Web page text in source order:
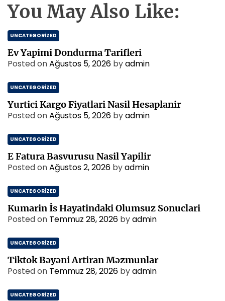
You May Also Like:
UNCATEGORIZED
Ev Yapimi Dondurma Tarifleri
Posted onAğustos 5, 2026 byadmin
UNCATEGORIZED
Yurtici Kargo Fiyatlari Nasil Hesaplanir
Posted onAğustos 5, 2026 byadmin
UNCATEGORIZED
E Fatura Basvurusu Nasil Yapilir
Posted onAğustos 2, 2026 byadmin
UNCATEGORIZED
Kumarin İs Hayatindaki Olumsuz Sonuclari
Posted on Temmuz 28, 2026 byadmin
UNCATEGORIZED
Tiktok Bəyəni Artiran Məzmunlar
Posted on Temmuz 28, 2026 byadmin
UNCATEGORIZED